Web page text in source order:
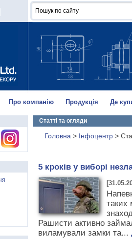
Про компанію Продукція Де
Статті та огляди
Головна > Інфоцентр >
5 кроків у виборі
таких
Рашисти активно
виламували замки та...